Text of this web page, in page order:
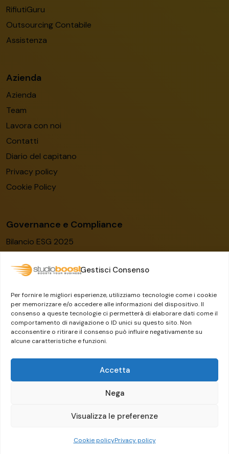
Gestisci Consenso
Per fornire le migliori esperienze, utilizziamo tecnologie come i cookie
per memorizzare e/o accedere alle informazioni del dispositivo. Il
consenso a queste tecnologie ci permetterà di elaborare dati come il
comportamento di navigazione o ID unici su questo sito. Non
acconsentire o ritirare il consenso può influire negativamente su
alcune caratteristiche e funzioni.
Accetta
Nega
Visualizza le preferenze
Cookie policyPrivacy policy
RifiutiGuru
Outsourcing Contabile
Assistenza
Azienda
Azienda
Team
Lavora con noi
Contatti
Diario del capitano
Privacy policy
Cookie Policy
Governance e Compliance
Bilancio ESG 2025
Modello organizzativo
Whistleblowing
Il Gruppo Dylog-Buffetti
Guermandi Group